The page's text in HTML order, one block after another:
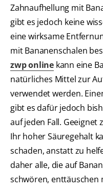
Zahnaufhellung mit
gibt es jedoch keine
eine wirksame
mit Bananenschalen
zwp online kann eine
natürliches Mittel zur
verwendet werden.
gibt es dafür jedoch
auf jeden Fall. Geeignet
Ihr hoher Säuregehalt
schaden, anstatt zu
daher alle, die auf
schwören, enttäuschen